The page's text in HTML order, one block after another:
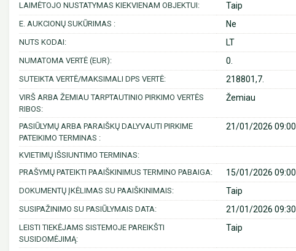
LAIMĖTOJO NUSTATYMAS KIEKVIENAM OBJEKTUI: Taip
E. AUKCIONŲ SUKŪRIMAS : Ne
NUTS KODAI: LT
NUMATOMA VERTĖ (EUR): 0.
SUTEIKTA VERTĖ/MAKSIMALI DPS VERTĖ: 218801,7.
VIRŠ ARBA ŽEMIAU TARPTAUTINIO PIRKIMO VERTĖS
RIBOS:
Žemiau
PASIŪLYMŲ ARBA PARAIŠKŲ DALYVAUTI PIRKIME
PATEIKIMO TERMINAS :
21/01/2026 09:00
KVIETIMŲ IŠSIUNTIMO TERMINAS:
PRAŠYMŲ PATEIKTI PAAIŠKINIMUS TERMINO PABAIGA:
15/01/2026 09:00
DOKUMENTŲ ĮKĖLIMAS SU PAAIŠKINIMAIS: Taip
SUSIPAŽINIMO SU PASIŪLYMAIS DATA: 21/01/2026 09:30
LEISTI TIEKĖJAMS SISTEMOJE PAREIKŠTI
SUSIDOMĖJIMĄ:
Taip